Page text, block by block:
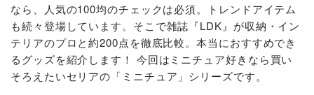
なら、人気の100均のチェックは必須。トレンドアイテム
も続々登場しています。そこで雑誌『LDK』が収納・イン
テリアのプロと約200点を徹底比較。本当におすすめでき
るグッズを紹介します！ 今回はミニチュア好きなら買い
そろえたいセリアの「ミニチュア」シリーズです。